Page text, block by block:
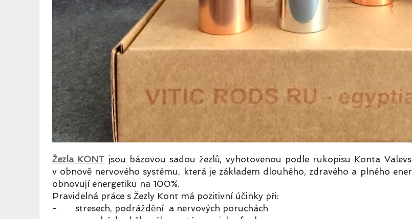
Žezla KONT jsou bázovou sadou žezlů, vyhotovenou podle rukopisu Konta
v obnově nervového systému, která je základem dlouhého, zdravého a plného
obnovují energetiku na 100%.
Pravidelná práce s Žezly Kont má pozitivní účinky při:
- stresech, podráždění a nervových poruchách